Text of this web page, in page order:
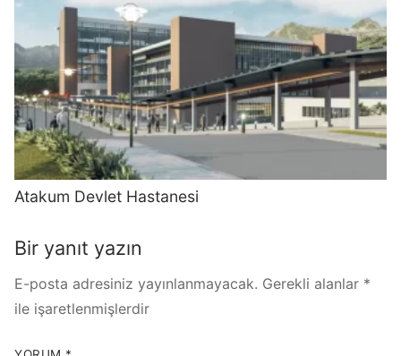
Atakum Devlet Hastanesi
Bir yanıt yazın
E-posta adresiniz yayınlanmayacak. Gerekli alanlar *
ile işaretlenmişlerdir